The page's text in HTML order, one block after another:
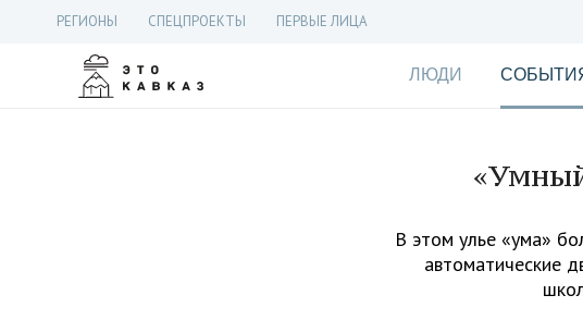
РЕГИОНЫ СПЕЦПРОЕКТЫ ПЕРВЫЕ ЛИЦА
ЛЮДИ
В этом улье «ума»
автоматические